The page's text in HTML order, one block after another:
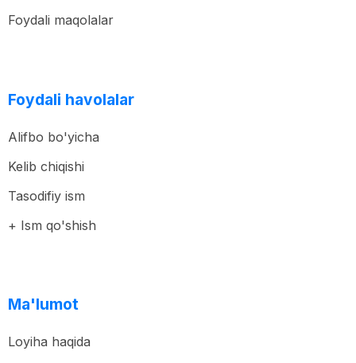
Foydali maqolalar
Foydali havolalar
Alifbo bo'yicha
Kelib chiqishi
Tasodifiy ism
+ Ism qo'shish
Ma'lumot
Loyiha haqida